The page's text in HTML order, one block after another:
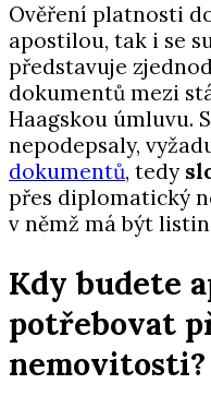
Ověření platnosti
apostilou, tak i se
představuje
dokumentů mezi
Haagskou úmluvu.
nepodepsaly,
dokumentů, tedy
přes diplomatický
v němž má být
Kdy budete
potřebovat
nemovitosti?